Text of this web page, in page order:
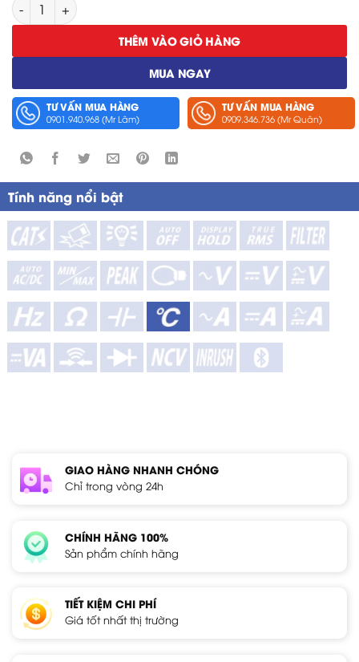
THÊM VÀO GIỎ HÀNG
MUA NGAY
TƯ VẤN MUA HÀNG
0901.940.968 (Mr Lâm)
TƯ VẤN MUA HÀNG
0909.346.736 (Mr Quân)
Tính năng nổi bật
GIAO HÀNG NHANH CHÓNG
Chỉ trong vòng 24h
CHÍNH HÃNG 100%
Sản phẩm chính hãng
TIẾT KIỆM CHI PHÍ
Giá tốt nhất thị trường